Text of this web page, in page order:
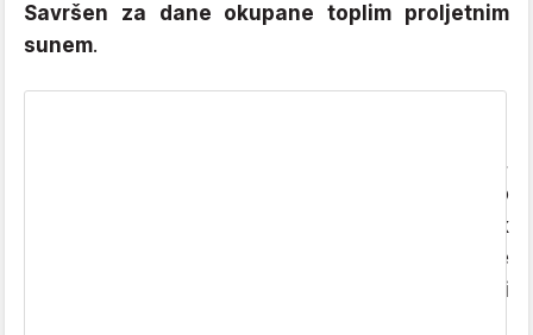
Savršen za dane okupane toplim proljetnim
sunem.
Za razliku od svog ultrapopularnog prethodnika,
ovaj je miris značajno prozračnija varijanta, no
pravo malo olfaktorno remek
. Živahna kruška, opojna lavanda i jasmin te
proljetni